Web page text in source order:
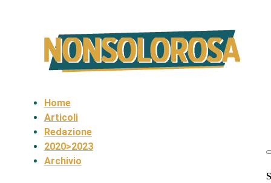
Home
Articoli
Redazione
2020>2023
Archivio